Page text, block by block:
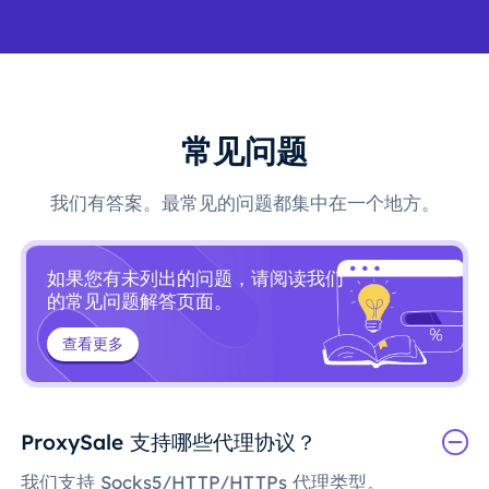
常见问题
我们有答案。最常见的问题都集中在一个地方。
如果您有未列出的问题，请阅读我们
的常见问题解答页面。
查看更多
ProxySale 支持哪些代理协议？
我们支持 Socks5/HTTP/HTTPs 代理类型。